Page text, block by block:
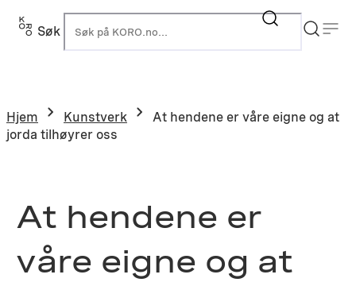
Hopp
Søk
Hjem Kunstverk
At hendene er våre eigne og at
jorda tilhøyrer oss
At hendene er
våre eigne og at